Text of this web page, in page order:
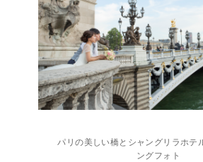
パリの美しい橋とシャングリラホテ
ングフォト